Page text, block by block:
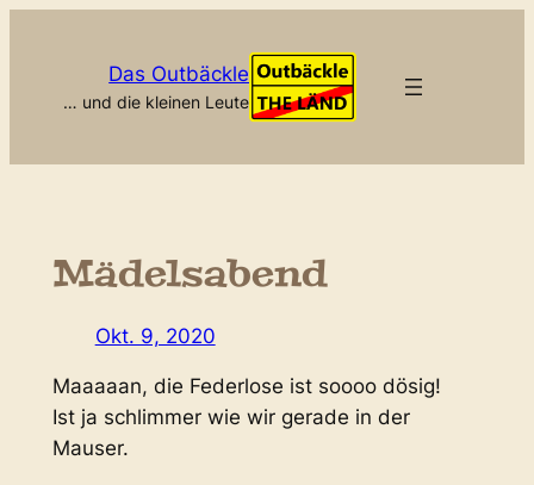
Das Outbäckle
… und die kleinen Leute
Mädelsabend
Okt. 9, 2020
Maaaaan, die Federlose ist soooo dösig!
Ist ja schlimmer wie wir gerade in der
Mauser.